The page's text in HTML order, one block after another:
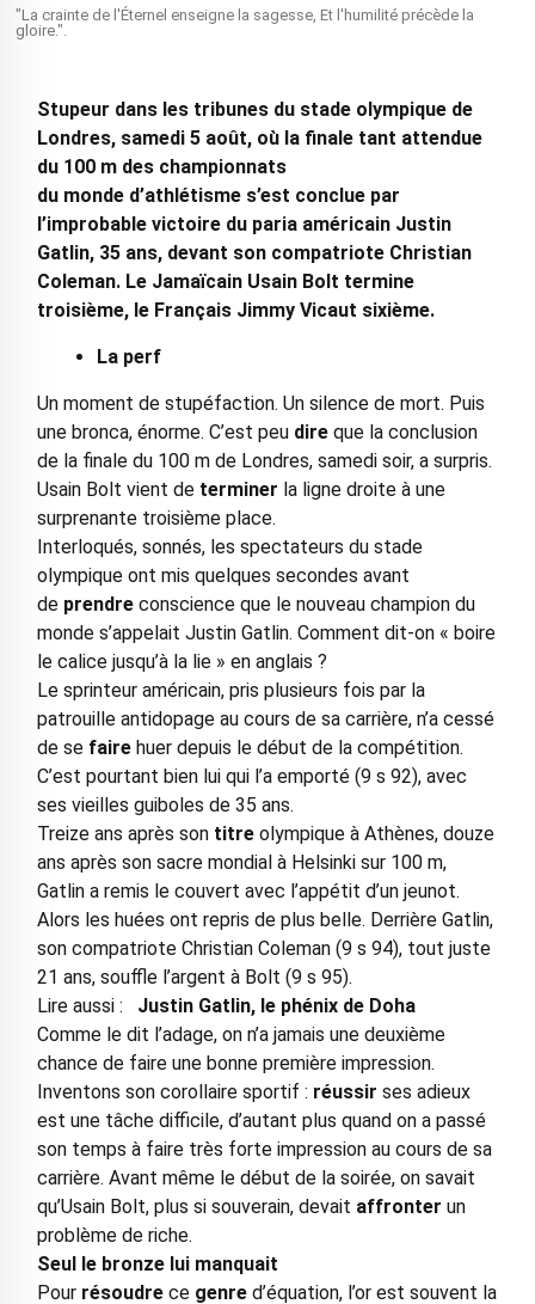
"La crainte de l'Éternel enseigne la sagesse, Et l'humilité précède la
gloire.".
Stupeur dans les tribunesdu stade olympique de
Londres, samedi 5 août, où la finale tant attendue
du 100 m des championnats
du monded’athlétismes’est conclue par
l’improbable victoire du paria américain Justin
Gatlin, 35 ans, devant son compatriote Christian
Coleman. Le Jamaïcain Usain Bolt termine
troisième, le Français Jimmy Vicaut sixième.
La perf
Un moment de stupéfaction. Un silence de mort. Puis
une bronca, énorme. C’est peu direque la conclusion
de la finale du 100 m de Londres, samedi soir, a surpris.
Usain Bolt vient de terminer la ligne droite à une
surprenante troisième place.
Interloqués, sonnés, les spectateurs du stade
olympique ont mis quelques secondes avant
de prendreconscience que le nouveau champion du
monde s’appelait Justin Gatlin. Comment dit-on « boire
le calice jusqu’à la lie » en anglais ?
Le sprinteur américain, pris plusieurs fois par la
patrouille antidopage au cours de sa carrière, n’a cessé
de se fairehuer depuis le début de la compétition.
C’est pourtant bien lui qui l’a emporté (9 s 92), avec
ses vieilles guiboles de 35 ans.
Treize ans après son titreolympique à Athènes, douze
ans après son sacre mondial à Helsinki sur 100 m,
Gatlin a remis le couvert avec l’appétit d’un jeunot.
Alors les huées ont repris de plus belle. Derrière Gatlin,
son compatriote Christian Coleman (9 s 94), tout juste
21 ans, souffle l’argent à Bolt (9 s 95).
Lire aussi : Justin Gatlin, le phénix de Doha
Comme le dit l’adage, on n’a jamais une deuxième
chance de faire une bonne première impression.
Inventons son corollaire sportif : réussir ses adieux
est une tâche difficile, d’autant plus quand on a passé
son temps à faire très forte impression au cours de sa
carrière. Avant même le début de la soirée, on savait
qu’Usain Bolt, plus si souverain, devait affronter un
problème de riche.
Seul le bronze lui manquait
Pour résoudrece genred’équation, l’or est souvent la